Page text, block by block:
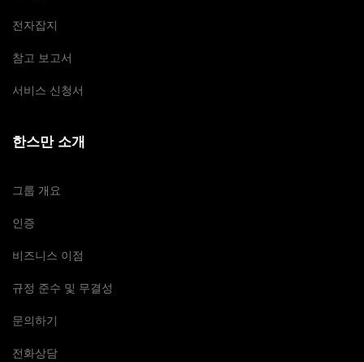
전자잡지
참고 보고서
서비스 신청서
한스만 소개
그룹 개요
인증
비즈니스 이점
규정 준수 및 무결성
문의하기
전화상담